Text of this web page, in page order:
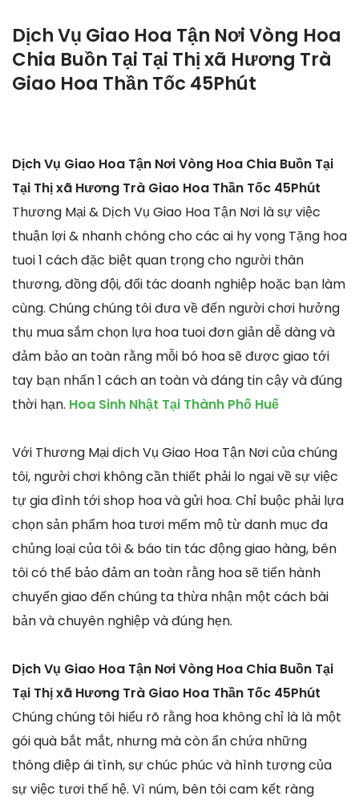
Dịch Vụ Giao Hoa Tận Nơi Vòng Hoa
Chia Buồn Tại Tại Thị xã Hương Trà
Giao Hoa Thần Tốc 45Phút
Dịch Vụ Giao Hoa Tận Nơi Vòng Hoa Chia Buồn Tại
Tại Thị xã Hương Trà Giao Hoa Thần Tốc 45Phút
Thương Mại & Dịch Vụ Giao Hoa Tận Nơi là sự việc
thuận lợi & nhanh chóng cho các ai hy vọng Tặng hoa
tuoi 1 cách đặc biệt quan trọng cho người thân
thương, đồng đội, đối tác doanh nghiệp hoặc bạn làm
cùng. Chúng chúng tôi đưa về đến người chơi hưởng
thụ mua sắm chọn lựa hoa tuoi đơn giản dễ dàng và
đảm bảo an toàn rằng mỗi bó hoa sẽ được giao tới
tay bạn nhấn 1 cách an toàn và đáng tin cậy và đúng
thời hạn. Hoa Sinh Nhật Tại Thành Phố Huế
Với Thương Mại dịch Vụ Giao Hoa Tận Nơi của chúng
tôi, người chơi không cần thiết phải lo ngại về sự việc
tự gia đình tới shop hoa và gửi hoa. Chỉ buộc phải lựa
chọn sản phẩm hoa tươi mếm mộ từ danh mục đa
chủng loại của tôi & báo tin tác động giao hàng, bên
tôi có thể bảo đảm an toàn rằng hoa sẽ tiến hành
chuyển giao đến chúng ta thừa nhận một cách bài
bản và chuyên nghiệp và đúng hẹn.
Dịch Vụ Giao Hoa Tận Nơi Vòng Hoa Chia Buồn Tại
Tại Thị xã Hương Trà Giao Hoa Thần Tốc 45Phút
Chúng chúng tôi hiểu rõ rằng hoa không chỉ là là một
gói quà bắt mắt, nhưng mà còn ẩn chứa những
thông điệp ái tình, sự chúc phúc và hình tượng của
sự việc tươi thế hệ. Vì núm, bên tôi cam kết ràng